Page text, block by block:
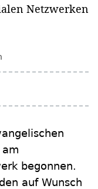
Netzwerken
begonnen.
auf Wunsch